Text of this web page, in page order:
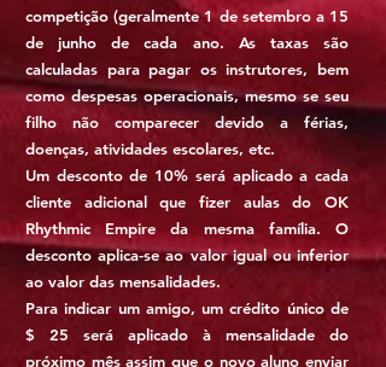
competição (geralmente 1 de setembro a 15
de junho de cada ano. As taxas são
calculadas para pagar os instrutores, bem
como despesas operacionais, mesmo se seu
filho não comparecer devido a férias,
doenças, atividades escolares, etc.
Um desconto de 10% será aplicado a cada
cliente adicional que fizer aulas do OK
Rhythmic Empire da mesma família. O
desconto aplica-se ao valor igual ou inferior
ao valor das mensalidades.
Para indicar um amigo, um crédito único de
$ 25 será aplicado à mensalidade do
próximo mês assim que o novo aluno enviar